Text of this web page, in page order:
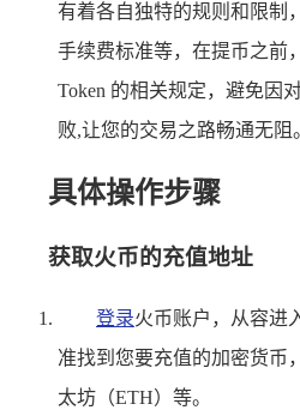
有着各自独特的规则和限制
手续费标准等，在提币之前
Token 的相关规定，避免因
败,让您的交易之路畅通无阻
具体操作步骤
获取火币的充值地址
登录火币账户，从容进
准找到您要充值的加密货币
太坊（ETH）等。